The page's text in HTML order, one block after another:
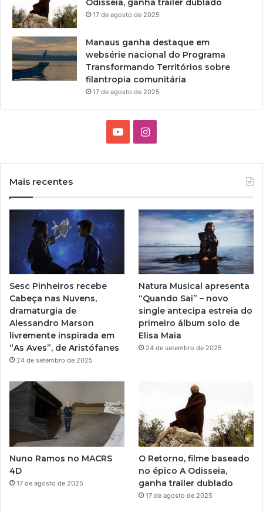
u
Odisseia, ganha trailer dublado
17 de agosto de 2025
Manaus ganha destaque em
websérie nacional do Programa
Transformando Territórios sobre
filantropia comunitária
17 de agosto de 2025
e
I
g
r
a
m
Mais recentes
Sesc Pinheiros recebe
Cabeça nas Nuvens,
dramaturgia de
Alessandro Marson
livremente inspirada em
“As Aves”, de Aristófanes
24 de setembro de 2025
Natura Musical apresenta
“Quando Sai” – novo
single antecipa estreia do
primeiro álbum solo de
Elisa Maia
24 de setembro de 2025
Nuno Ramos no MACRS
4D
17 de agosto de 2025
O Retorno, filme baseado
no épico A Odisseia,
ganha trailer dublado
17 de agosto de 2025